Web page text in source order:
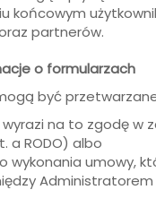
końcowym
partnerów.
o formularzach
być
na to zgodę w
a RODO) albo
umowy,
Administratorem